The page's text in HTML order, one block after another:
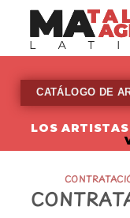
content
CATÁLOGO DE
LOS